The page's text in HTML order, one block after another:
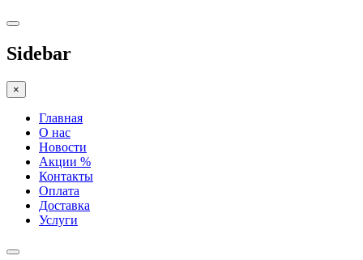
Sidebar
×
Главная
О нас
Новости
Акции %
Контакты
Оплата
Доставка
Услуги